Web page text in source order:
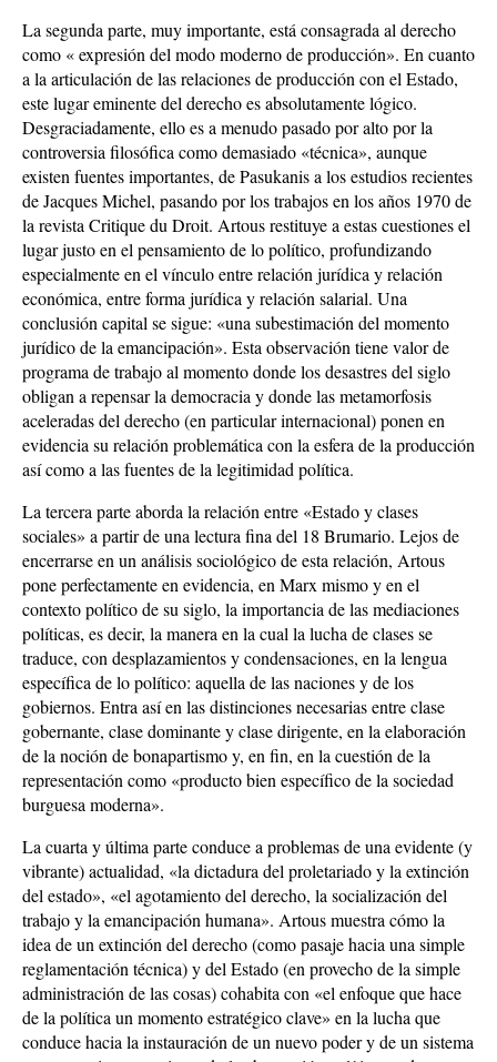
La segunda parte, muy importante, está consagrada al derecho
como « expresión del modo moderno de producción». En cuanto
a la articulación de las relaciones de producción con el Estado,
este lugar eminente del derecho es absolutamente lógico.
Desgraciadamente, ello es a menudo pasado por alto por la
controversia filosófica como demasiado «técnica», aunque
existen fuentes importantes, de Pasukanis a los estudios recientes
de Jacques Michel, pasando por los trabajos en los años 1970 de
la revista Critique du Droit. Artous restituye a estas cuestiones el
lugar justo en el pensamiento de lo político, profundizando
especialmente en el vínculo entre relación jurídica y relación
económica, entre forma jurídica y relación salarial. Una
conclusión capital se sigue: «una subestimación del momento
jurídico de la emancipación». Esta observación tiene valor de
programa de trabajo al momento donde los desastres del siglo
obligan a repensar la democracia y donde las metamorfosis
aceleradas del derecho (en particular internacional) ponen en
evidencia su relación problemática con la esfera de la producción
así como a las fuentes de la legitimidad política.
La tercera parte aborda la relación entre «Estado y clases
sociales» a partir de una lectura fina del 18 Brumario. Lejos de
encerrarse en un análisis sociológico de esta relación, Artous
pone perfectamente en evidencia, en Marx mismo y en el
contexto político de su siglo, la importancia de las mediaciones
políticas, es decir, la manera en la cual la lucha de clases se
traduce, con desplazamientos y condensaciones, en la lengua
específica de lo político: aquella de las naciones y de los
gobiernos. Entra así en las distinciones necesarias entre clase
gobernante, clase dominante y clase dirigente, en la elaboración
de la noción de bonapartismo y, en fin, en la cuestión de la
representación como «producto bien específico de la sociedad
burguesa moderna».
La cuarta y última parte conduce a problemas de una evidente (y
vibrante) actualidad, «la dictadura del proletariado y la extinción
del estado», «el agotamiento del derecho, la socialización del
trabajo y la emancipación humana». Artous muestra cómo la
idea de un extinción del derecho (como pasaje hacia una simple
reglamentación técnica) y del Estado (en provecho de la simple
administración de las cosas) cohabita con «el enfoque que hace
de la política un momento estratégico clave» en la lucha que
conduce hacia la instauración de un nuevo poder y de un sistema